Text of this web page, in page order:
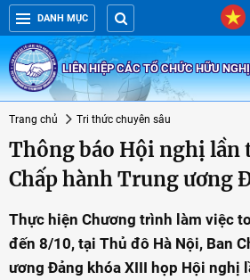
DANH MỤC
LIÊN HIỆP CÁC TỔ CHỨC HỮU
Trang chủ Tri thức chuyên sâu
Thông báo Hội nghị lần
Chấp hành Trung ương
Thực hiện Chương trình làm việc
đến 8/10, tại Thủ đô Hà Nội, Ban
ương Đảng khóa XIII họp Hội nghị